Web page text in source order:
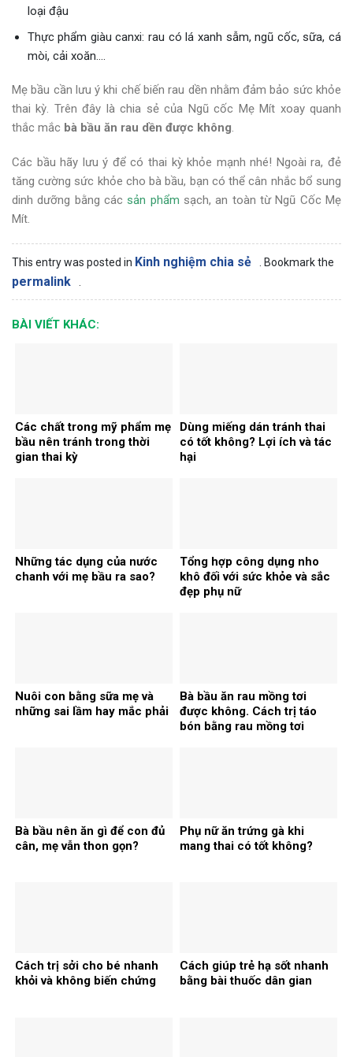
loại đậu
Thực phẩm giàu canxi: rau có lá xanh sẫm, ngũ cốc, sữa, cá
mòi, cải xoăn….
Mẹ bầu cần lưu ý khi chế biến rau dền nhằm đảm bảo sức khỏe
thai kỳ. Trên đây là chia sẻ của Ngũ cốc Mẹ Mít xoay quanh
thắc mắc bà bầu ăn rau dền được không.
Các bầu hãy lưu ý để có thai kỳ khỏe mạnh nhé! Ngoài ra, đẻ
tăng cường sức khỏe cho bà bầu, bạn có thể cân nhắc bổ sung
dinh dưỡng bằng cácsản phẩm sạch, an toàn từ Ngũ Cốc Mẹ
Mít.
This entry was posted in Kinh nghiệm chia sẻ . Bookmark the
permalink
BÀI VIẾT KHÁC:
Các chất trong mỹ phẩm mẹ
bầu nên tránh trong thời
gian thai kỳ
Dùng miếng dán tránh thai
có tốt không? Lợi ích và tác
hại
Những tác dụng của nước
chanh với mẹ bầu ra sao?
Tổng hợp công dụng nho
khô đối với sức khỏe và sắc
đẹp phụ nữ
Nuôi con bằng sữa mẹ và
những sai lầm hay mắc phải
Bà bầu ăn rau mồng tơi
được không. Cách trị táo
bón bằng rau mồng tơi
Bà bầu nên ăn gì để con đủ
cân, mẹ vẫn thon gọn?
Phụ nữ ăn trứng gà khi
mang thai có tốt không?
Cách trị sởi cho bé nhanh
khỏi và không biến chứng
Cách giúp trẻ hạ sốt nhanh
bằng bài thuốc dân gian